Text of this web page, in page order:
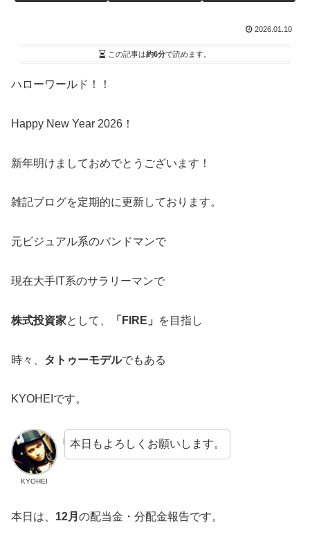
2026.01.10
この記事は約6分で読めます。
ハローワールド！！
Happy New Year 2026！
新年明けましておめでとうございます！
雑記ブログを定期的に更新しております。
元ビジュアル系のバンドマンで
現在大手IT系のサラリーマンで
株式投資家として、 「FIRE」 を目指し
時々、 タトゥーモデルでもある
KYOHEIです。
KYOHEI
本日もよろしくお願いします。
本日は、 12月 の配当金・分配金報告です。